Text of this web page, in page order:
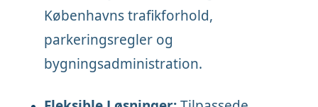
Københavns trafikforhold,
parkeringsregler og
bygningsadministration.